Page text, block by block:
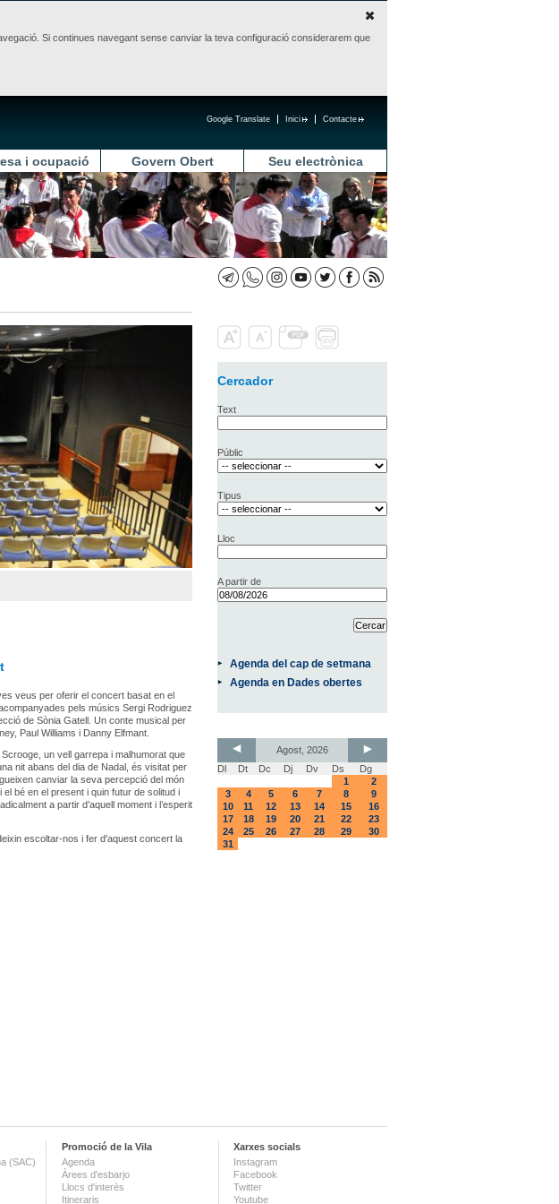
Si continues navegant sense canviar la teva configuració considerarem que
Contacte
Inici
Google Translate
i ocupació Govern Obert Seu electrònica
veus per oferir el concert basat en el
pels músics Sergi Rodriguez
de Sònia Gatell. Un conte musical per
Paul Williams i Danny Elfmant.
un vell garrepa i malhumorat que
nit abans del dia de Nadal, és visitat per
canviar la seva percepció del món
bé en el present i quin futur de solitud i
a partir d’aquell moment i l’esperit
escoltar-nos i fer d'aquest concert la
Cercador
Text
Públic
Tipus
Lloc
A partir de
Agenda del cap de setmana
Agenda en Dades obertes
Agost, 2026
Dl
Dt Dc Dj Dv Ds
Dg
1
2
3
4 5 6 7 8
9
10
11 12 13 14 15
16
17
18 19 20 21 22
23
24
25 26 27 28 29
30
31
(SAC)
Promoció de la Vila
Agenda
Àrees d'esbarjo
Llocs d'interès
Itineraris
Xarxes socials
Instagram
Facebook
Twitter
Youtube